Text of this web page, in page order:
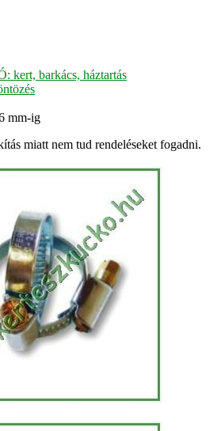
kert, barkács, háztartás
mm-ig
miatt nem tud rendeléseket fogadni.